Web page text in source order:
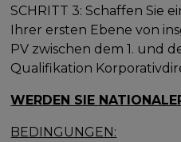
SCHRITT 3: Schaffen Sie
Ihrer ersten Ebene von
PV zwischen dem 1. und
Qualifikation
WERDEN SIE
BEDINGUNGEN: